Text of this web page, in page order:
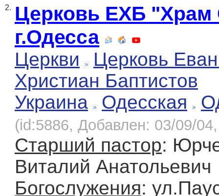
2. Церковь ЕХБ "Храм
г.Одесса
Церкви
Церковь
Христиан Баптистов
Украина
Одесская
(id:5886, Добавлен: 03/09/
Старший пастор:
Виталий Анатольевич
Богослужения: